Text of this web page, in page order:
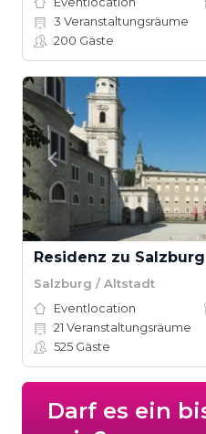
3 Veranstaltungsräume
200 Gäste
Residenz zu Salzburg
Salzburg / Altstadt
Eventlocation
21 Veranstaltungsräume
525 Gäste
Darf es ein